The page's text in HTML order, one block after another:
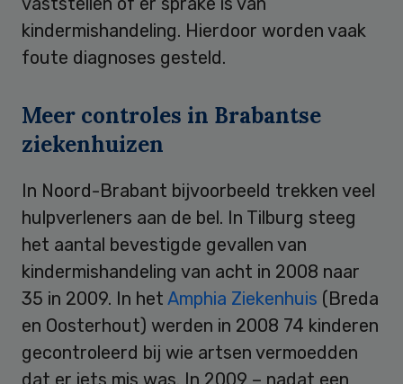
kindermishandeling. Hierdoor worden vaak
foute diagnoses gesteld.
Meer controles in Brabantse
ziekenhuizen
In Noord-Brabant bijvoorbeeld trekken veel
hulpverleners aan de bel. In Tilburg steeg
het aantal bevestigde gevallen van
kindermishandeling van acht in 2008 naar
35 in 2009. In het Amphia Ziekenhuis (Breda
en Oosterhout) werden in 2008 74 kinderen
gecontroleerd bij wie artsen vermoedden
dat er iets mis was. In 2009 – nadat een